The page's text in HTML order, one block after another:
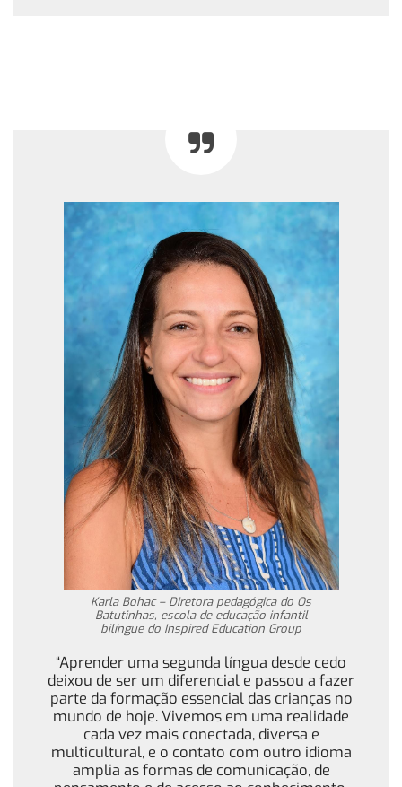
Karla Bohac – Diretora pedagógica do Os
Batutinhas, escola de educação infantil
bilíngue do Inspired Education Group
“Aprender uma segunda língua desde cedo
deixou de ser um diferencial e passou a fazer
parte da formação essencial das crianças no
mundo de hoje. Vivemos em uma realidade
cada vez mais conectada, diversa e
multicultural, e o contato com outro idioma
amplia as formas de comunicação, de